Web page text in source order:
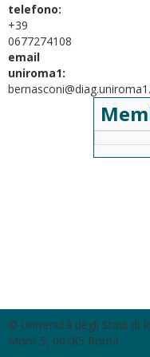
telefono:
+39
0677274108
email
uniroma1:
© Università degli Studi di
Moro 5, 00185 Roma